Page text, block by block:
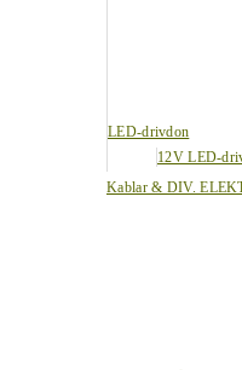
LED-drivdon
12V LED-
Kablar & DIV.